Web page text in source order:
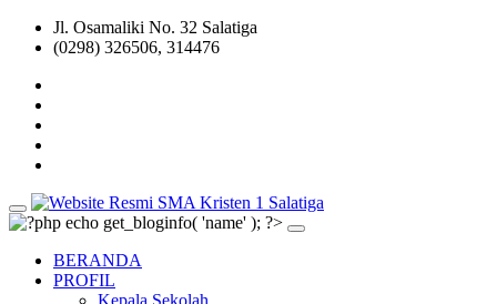
Jl. Osamaliki No. 32 Salatiga
(0298) 326506, 314476
BERANDA
PROFIL
Kepala Sekolah